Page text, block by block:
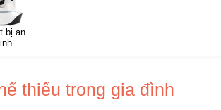
bị an
thiếu trong gia đình